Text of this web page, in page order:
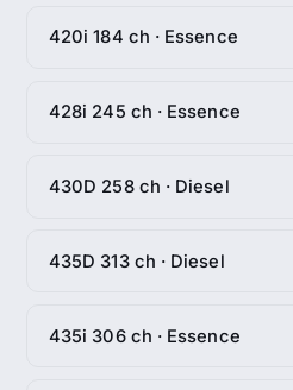
420i 184 ch · Essence
428i 245 ch · Essence
430D 258 ch · Diesel
435D 313 ch · Diesel
435i 306 ch · Essence